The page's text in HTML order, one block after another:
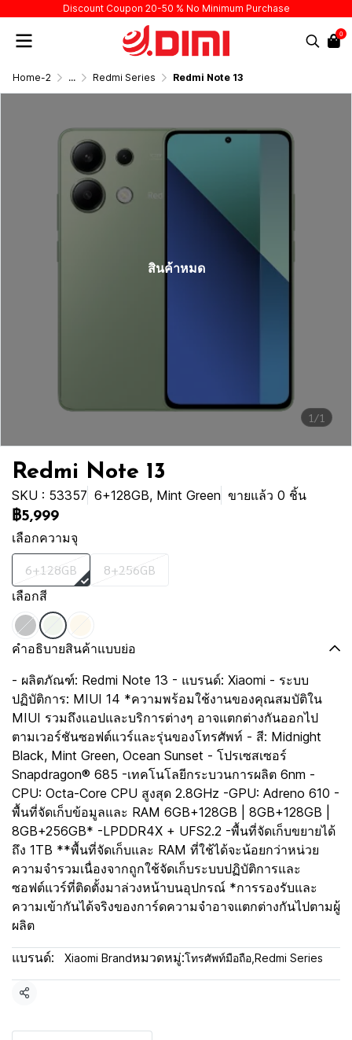
Discount Coupon 20-50 % No Minimum Purchase
0
Home-2 ... Redmi Series Redmi Note 13
1/1
สินค้าหมด
Redmi Note 13
SKU : 53357 6+128GB, Mint Green ขายแล้ว 0 ชิ้น
฿5,999
เลือกความจุ
6+128GB 8+256GB
เลือกสี
คำอธิบายสินค้าแบบย่อ
- ผลิตภัณฑ์: Redmi Note 13 - แบรนด์: Xiaomi - ระบบ
ปฏิบัติการ: MIUI 14 *ความพร้อมใช้งานของคุณสมบัติใน
MIUI รวมถึงแอปและบริการต่างๆ อาจแตกต่างกันออกไป
ตามเวอร์ชันซอฟต์แวร์และรุ่นของโทรศัพท์ - สี: Midnight
Black, Mint Green, Ocean Sunset - โปรเซสเซอร์
Snapdragon® 685 -เทคโนโลยีกระบวนการผลิต 6nm -
CPU: Octa-Core CPU สูงสุด 2.8GHz -GPU: Adreno 610 -
พื้นที่จัดเก็บข้อมูลและ RAM 6GB+128GB | 8GB+128GB |
8GB+256GB* -LPDDR4X + UFS2.2 -พื้นที่จัดเก็บขยายได้
ถึง 1TB **พื้นที่จัดเก็บและ RAM ที่ใช้ได้จะน้อยกว่าหน่วย
ความจำรวมเนื่องจากถูกใช้จัดเก็บระบบปฏิบัติการและ
ซอฟต์แวร์ที่ติดตั้งมาล่วงหน้าบนอุปกรณ์ *การรองรับและ
ความเข้ากันได้จริงของการ์ดความจำอาจแตกต่างกันไปตามผู้
ผลิต
แบรนด์: Xiaomi Brandหมวดหมู่:โทรศัพท์มือถือ Redmi Series
แชร์